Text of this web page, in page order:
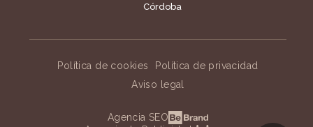
Córdoba
Política de cookies
Política de privacidad
Aviso legal
Agencia SEO